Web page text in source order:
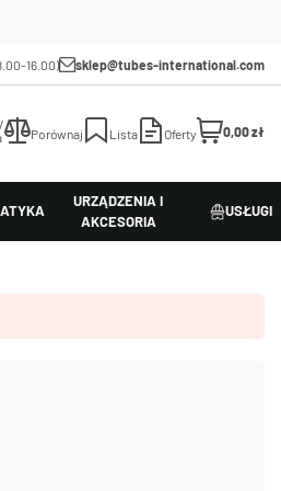
16.00) sklep@tubes-international.com
Porównaj Lista Oferty 0,00 zł
URZĄDZENIA I
AKCESORIA
USŁUGI